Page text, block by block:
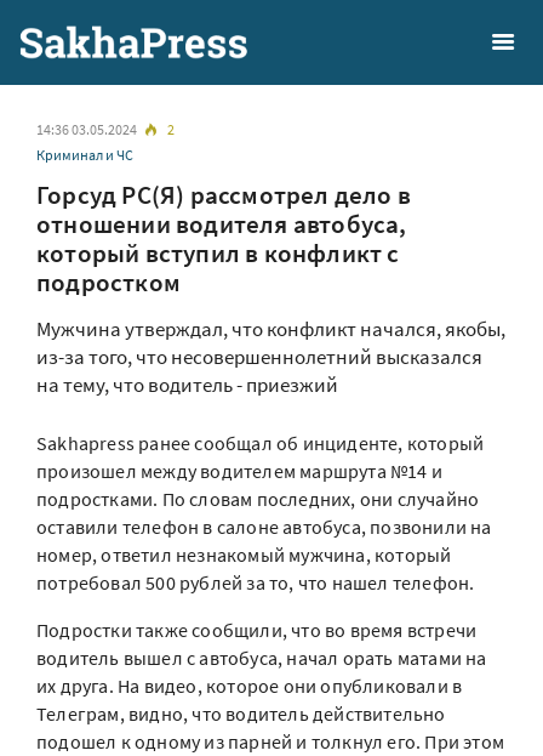
14:36 03.05.2024
2
Криминал и ЧС
Горсуд РС(Я) рассмотрел дело в
отношении водителя автобуса,
который вступил в конфликт с
подростком
Мужчина утверждал, что конфликт начался, якобы,
из-за того, что несовершеннолетний высказался
на тему, что водитель - приезжий
Sakhapress ранее сообщал об инциденте, который
произошел между водителем маршрута №14 и
подростками. По словам последних, они случайно
оставили телефон в салоне автобуса, позвонили на
номер, ответил незнакомый мужчина, который
потребовал 500 рублей за то, что нашел телефон.
Подростки также сообщили, что во время встречи
водитель вышел с автобуса, начал орать матами на
их друга. На видео, которое они опубликовали в
Телеграм, видно, что водитель действительно
подошел к одному из парней и толкнул его. При этом